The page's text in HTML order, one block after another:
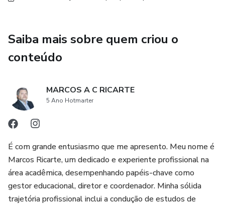
Não perca esta oportunidade e junte-se a nós! Inscreva-se
Saiba mais sobre quem criou o
conteúdo
MARCOS A C RICARTE
5 Ano Hotmarter
É com grande entusiasmo que me apresento. Meu nome é
Marcos Ricarte, um dedicado e experiente profissional na
área acadêmica, desempenhando papéis-chave como
gestor educacional, diretor e coordenador. Minha sólida
trajetória profissional inclui a condução de estudos de